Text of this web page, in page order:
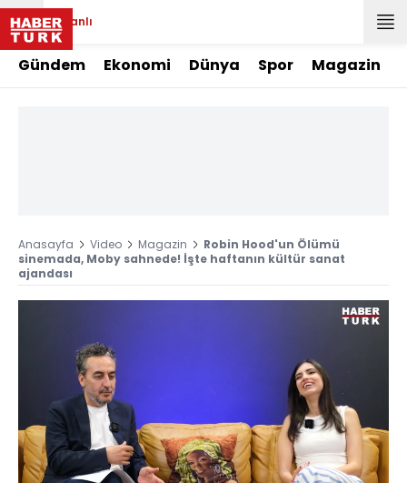
Canlı
Gündem Ekonomi Dünya Spor Magazin
Anasayfa Video Magazin
Robin Hood'un Ölümü
sinemada, Moby sahnede! İşte haftanın kültür sanat
ajandası
Yüklendi
5.75%